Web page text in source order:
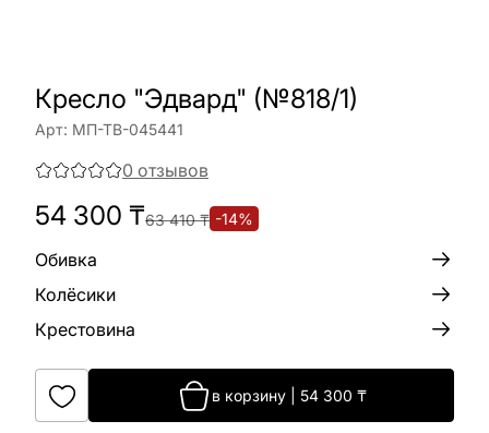
Кресло "Эдвард" (№818/1)
Арт: МП-ТВ-045441
0 отзывов
54 300 ₸63 410₸ -14%
Обивка
Колёсики
Крестовина
в корзину| 54 300 ₸